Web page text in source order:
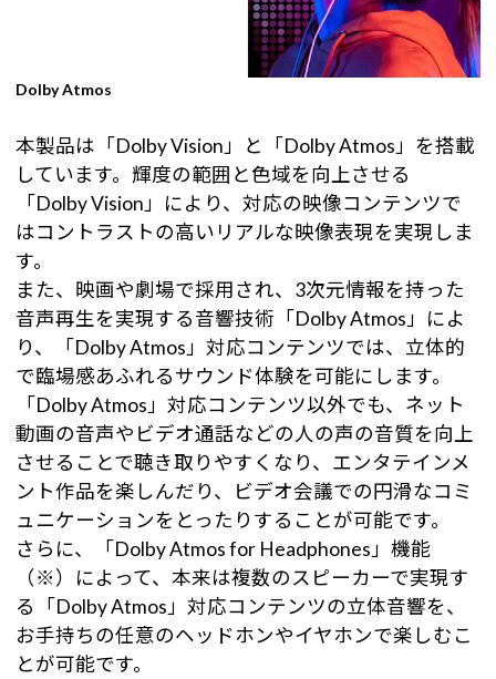
Dolby Atmos
本製品は「Dolby Vision」と「Dolby Atmos」を搭載
しています。輝度の範囲と色域を向上させる
「Dolby Vision」により、対応の映像コンテンツで
はコントラストの高いリアルな映像表現を実現しま
す。
また、映画や劇場で採用され、3次元情報を持った
音声再生を実現する音響技術「Dolby Atmos」によ
り、「Dolby Atmos」対応コンテンツでは、立体的
で臨場感あふれるサウンド体験を可能にします。
「Dolby Atmos」対応コンテンツ以外でも、ネット
動画の音声やビデオ通話などの人の声の音質を向上
させることで聴き取りやすくなり、エンタテインメ
ント作品を楽しんだり、ビデオ会議での円滑なコミ
ュニケーションをとったりすることが可能です。
さらに、「Dolby Atmos for Headphones」機能
（※）によって、本来は複数のスピーカーで実現す
る「Dolby Atmos」対応コンテンツの立体音響を、
お手持ちの任意のヘッドホンやイヤホンで楽しむこ
とが可能です。